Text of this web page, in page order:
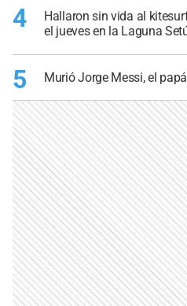
4
Hallaron sin vida al
el jueves en la Laguna
5 Murió Jorge Messi, el